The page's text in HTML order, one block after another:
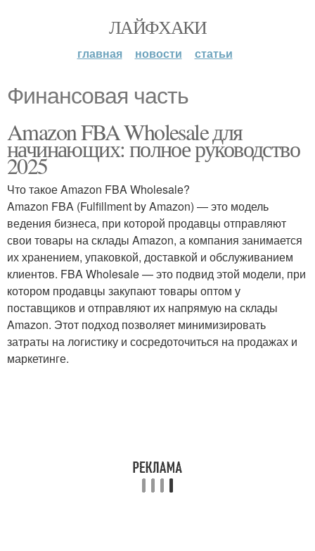
ЛАЙФХАКИ
главная новости статьи
Финансовая часть
Amazon FBA Wholesale для
начинающих: полное руководство
2025
Что такое Amazon FBA Wholesale?
Amazon FBA (Fulfillment by Amazon) — это модель
ведения бизнеса, при которой продавцы отправляют
свои товары на склады Amazon, а компания занимается
их хранением, упаковкой, доставкой и обслуживанием
клиентов. FBA Wholesale — это подвид этой модели, при
котором продавцы закупают товары оптом у
поставщиков и отправляют их напрямую на склады
Amazon. Этот подход позволяет минимизировать
затраты на логистику и сосредоточиться на продажах и
маркетинге.